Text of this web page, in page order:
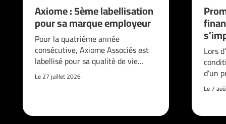
Axiome : 5ème labellisation
pour sa marque employeur
Pour la quatrième année
consécutive, Axiome Associés est
labellisé pour sa qualité de vie…
Le 27 juillet 2026
Lors
d’un
Le 7